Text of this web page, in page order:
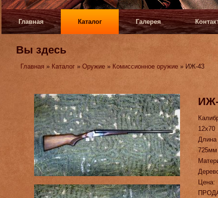
Главная Каталог Галерея
Вы здесь
Главная » Каталог »Оружие » Комиссионное оружие » ИЖ-43
12х70
725мм
Цена: